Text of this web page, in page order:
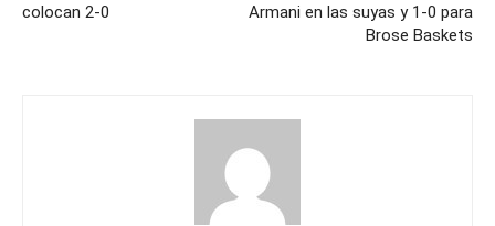
colocan 2-0
Armani en las suyas y 1-0 para
Brose Baskets